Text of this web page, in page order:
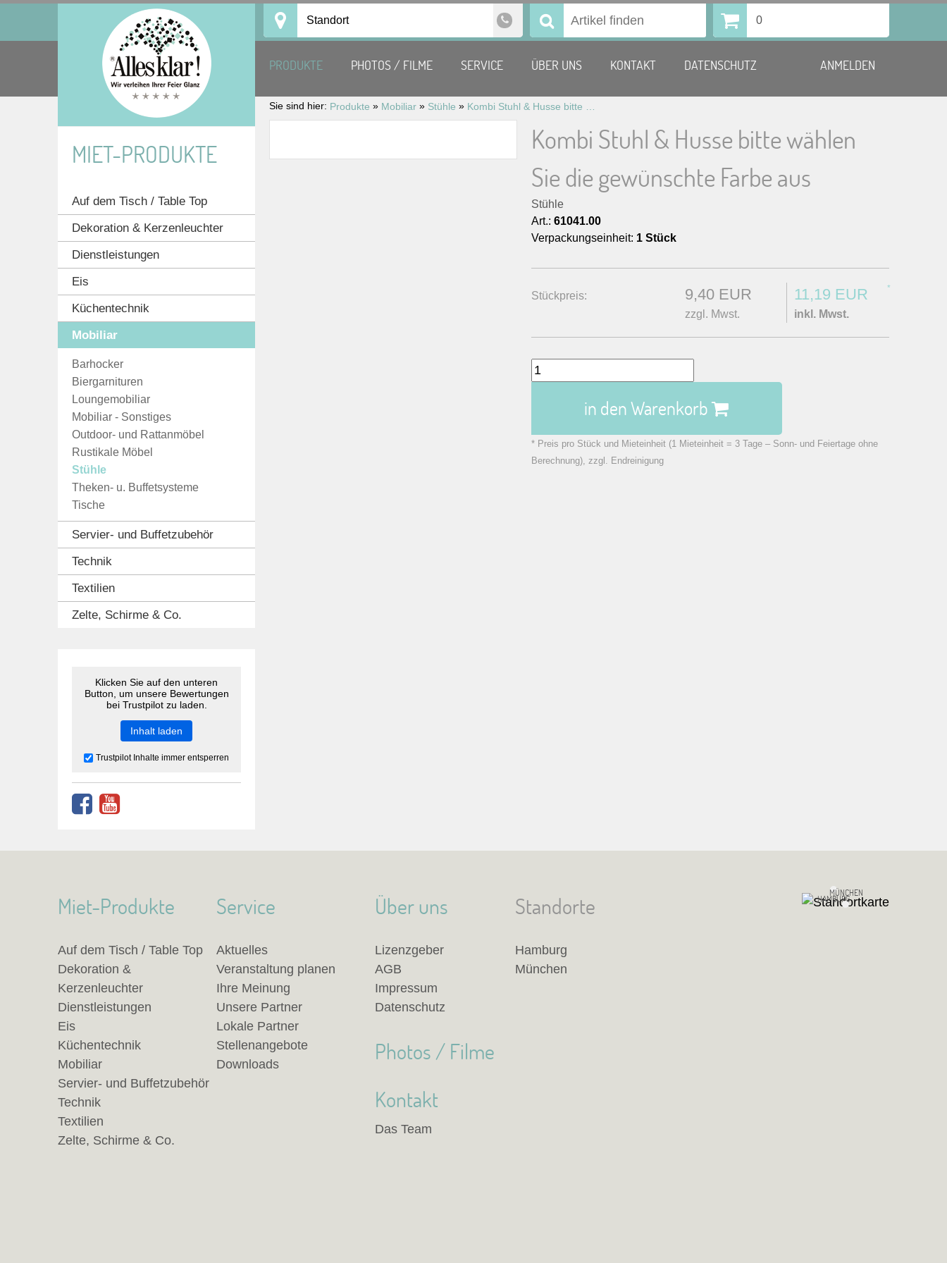
Standort Suchen 0
PRODUKTE PHOTOS / FILME SERVICE ÜBER UNS KONTAKT DATENSCHUTZ ANMELDEN
Sie sind hier: Produkte » Mobiliar » Stühle »
Kombi Stuhl & Husse bitte wählen
Sie die gewünschte Farbe aus
Stühle
Art.: 61041.00
Verpackungseinheit: 1 Stück
Stückpreis: 9,40 EUR
zzgl. Mwst.
11,19 EUR *
inkl. Mwst.
in den Warenkorb
* Preis pro Stück und Mieteinheit (1 Mieteinheit = 3 Tage – Sonn- und Feiertage ohne
Berechnung), zzgl. Endreinigung
MIET-PRODUKTE
Auf dem Tisch / Table Top
Dekoration & Kerzenleuchter
Dienstleistungen
Eis
Küchentechnik
Mobiliar
Barhocker
Biergarnituren
Loungemobiliar
Mobiliar - Sonstiges
Outdoor- und Rattanmöbel
Rustikale Möbel
Stühle
Theken- u. Buffetsysteme
Tische
Servier- und Buffetzubehör
Technik
Textilien
Zelte, Schirme & Co.
Klicken Sie auf den unteren
Button, um unsere Bewertungen
bei Trustpilot zu laden.
Inhalt laden
Trustpilot Inhalte immer entsperren
Standorte
Hamburg
München
HAMBURG
MÜNCHEN
Miet-Produkte
Auf dem Tisch / Table Top
Dekoration &
Kerzenleuchter
Dienstleistungen
Eis
Küchentechnik
Mobiliar
Servier- und Buffetzubehör
Technik
Textilien
Zelte, Schirme & Co.
Service
Aktuelles
Veranstaltung planen
Ihre Meinung
Unsere Partner
Lokale Partner
Stellenangebote
Downloads
Über uns
Lizenzgeber
AGB
Impressum
Datenschutz
Photos / Filme
Kontakt
Das Team